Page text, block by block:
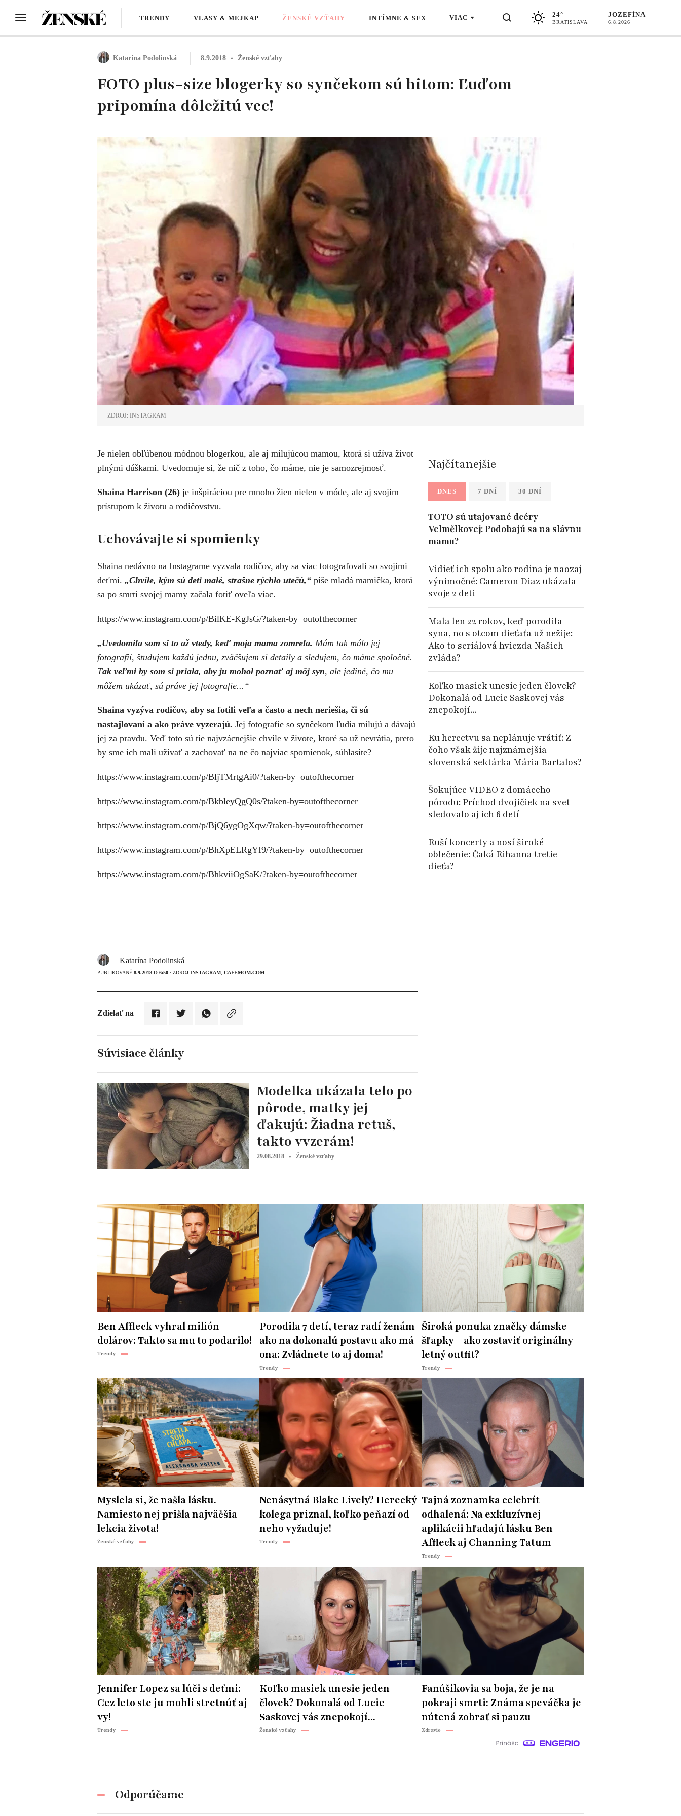
TRENDY VLASY & MEJKAP ŽENSKÉ VZŤAHY INTÍMNE & SEX VIAC 24°
BRATISLAVA
JOZEFÍNA
6.8.2026
Katarína Podolinská 8.9.2018 Ženské vzťahy
FOTO plus-size blogerky so synčekom sú hitom: Ľuďom
pripomína dôležitú vec!
ZDROJ: INSTAGRAM
Je nielen obľúbenou módnou blogerkou, ale aj milujúcou mamou, ktorá si užíva život
plnými dúškami. Uvedomuje si, že nič z toho, čo máme, nie je samozrejmosť.
Shaina Harrison (26) je inšpiráciou pre mnoho žien nielen v móde, ale aj svojim
prístupom k životu a rodičovstvu.
Uchovávajte si spomienky
Shaina nedávno na Instagrame vyzvala rodičov, aby sa viac fotografovali so svojimi
deťmi. „Chvíle, kým sú deti malé, strašne rýchlo utečú,“ píše mladá mamička, ktorá
sa po smrti svojej mamy začala fotiť oveľa viac.
https://www.instagram.com/p/BilKE-KgJsG/?taken-by=outofthecorner
„Uvedomila som si to až vtedy, keď moja mama zomrela. Mám tak málo jej
fotografií, študujem každú jednu, zväčšujem si detaily a sledujem, čo máme spoločné.
Tak veľmi by som si priala, aby ju mohol poznať aj môj syn, ale jediné, čo mu
môžem ukázať, sú práve jej fotografie...“
Shaina vyzýva rodičov, aby sa fotili veľa a často a nech neriešia, či sú
nastajlovaní a ako práve vyzerajú. Jej fotografie so synčekom ľudia milujú a dávajú
jej za pravdu. Veď toto sú tie najvzácnejšie chvíle v živote, ktoré sa už nevrátia, preto
by sme ich mali užívať a zachovať na ne čo najviac spomienok, súhlasíte?
https://www.instagram.com/p/BljTMrtgAi0/?taken-by=outofthecorner
https://www.instagram.com/p/BkbleyQgQ0s/?taken-by=outofthecorner
https://www.instagram.com/p/BjQ6ygOgXqw/?taken-by=outofthecorner
https://www.instagram.com/p/BhXpELRgYI9/?taken-by=outofthecorner
https://www.instagram.com/p/BhkviiOgSaK/?taken-by=outofthecorner
Katarína Podolinská
PUBLIKOVANÉ 8.9.2018 O 6:50 · ZDROJ INSTAGRAM CAFEMOM.COM
Zdielať na
Súvisiace články
Modelka ukázala telo po
pôrode, matky jej
ďakujú: Žiadna retuš,
takto vyzerám!
29.08.2018 Ženské vzťahy
Najčítanejšie
DNES 7 DNÍ 30 DNÍ
TOTO sú utajované dcéry
Velmělkovej: Podobajú sa na slávnu
mamu?
Vidieť ich spolu ako rodina je naozaj
výnimočné: Cameron Diaz ukázala
svoje 2 deti
Mala len 22 rokov, keď porodila
syna, no s otcom dieťaťa už nežije:
Ako to seriálová hviezda Našich
zvláda?
Koľko masiek unesie jeden človek?
Dokonalá od Lucie Saskovej vás
znepokojí...
Ku herectvu sa neplánuje vrátiť: Z
čoho však žije najznámejšia
slovenská sektárka Mária Bartalos?
Šokujúce VIDEO z domáceho
pôrodu: Príchod dvojičiek na svet
sledovalo aj ich 6 detí
Ruší koncerty a nosí široké
oblečenie: Čaká Rihanna tretie
dieťa?
Ben Affleck vyhral milión
dolárov: Takto sa mu to podarilo!
Trendy
Porodila 7 detí, teraz radí ženám
ako na dokonalú postavu ako má
ona: Zvládnete to aj doma!
Trendy
Široká ponuka značky dámske
šľapky – ako zostaviť originálny
letný outfit?
Trendy
Myslela si, že našla lásku.
Namiesto nej prišla najväčšia
lekcia života!
Ženské vzťahy
Nenásytná Blake Lively? Herecký
kolega priznal, koľko peňazí od
neho vyžaduje!
Trendy
Tajná zoznamka celebrít
odhalená: Na exkluzívnej
aplikácii hľadajú lásku Ben
Affleck aj Channing Tatum
Trendy
Jennifer Lopez sa lúči s deťmi:
Cez leto ste ju mohli stretnúť aj
vy!
Trendy
Koľko masiek unesie jeden
človek? Dokonalá od Lucie
Saskovej vás znepokojí...
Ženské vzťahy
Fanúšikovia sa boja, že je na
pokraji smrti: Známa speváčka je
nútená zobrať si pauzu
Zdravie
Odporúčame